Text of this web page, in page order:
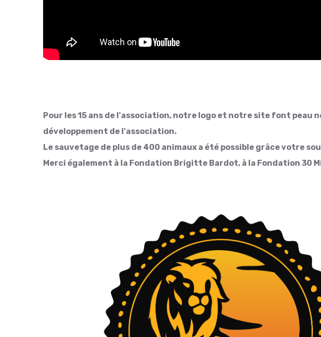
Pour les 15 ans de l'association, notre logo et notre site font peau
développement de l'association.
Le sauvetage de plus de 400 animaux a été possible grâce votre
Merci également à la Fondation Brigitte Bardot, à la Fondation 30